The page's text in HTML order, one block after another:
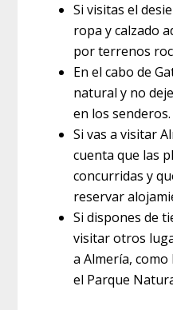
Si visitas el
ropa y calzado
por terrenos
En el cabo de
natural y no
en los senderos.
Si vas a visitar
cuenta que las
concurridas y
reservar
Si dispones de
visitar otros
a Almería, como
el Parque